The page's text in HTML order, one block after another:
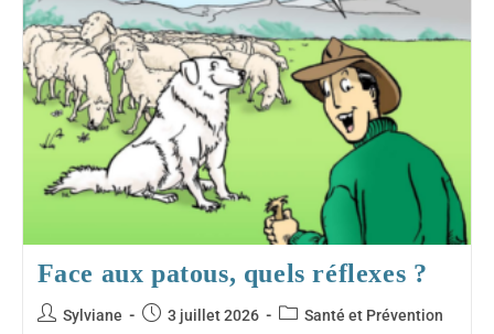
Face aux patous, quels réflexes ?
Auteur/autrice
Sylviane
Publication
3 juillet 2026
PostSanté et Prévention